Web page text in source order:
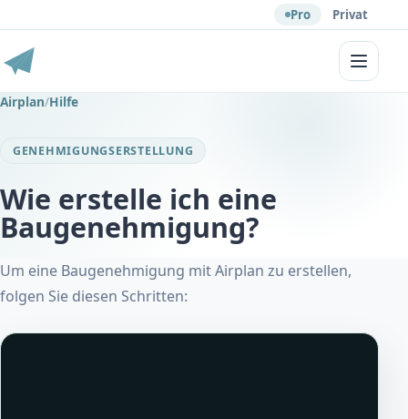
Pro Privat
Menü
Airplan/Hilfe
GENEHMIGUNGSERSTELLUNG
Wie erstelle ich eine
Baugenehmigung?
Um eine Baugenehmigung mit Airplan zu erstellen,
folgen Sie diesen Schritten: